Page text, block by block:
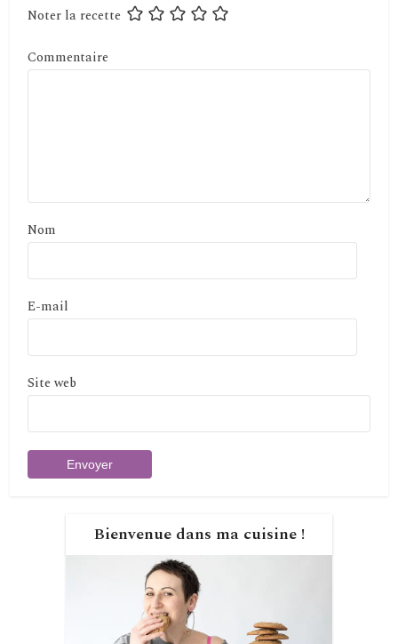
Noter la recette
Commentaire
Nom
E-mail
Site web
Bienvenue dans ma cuisine !